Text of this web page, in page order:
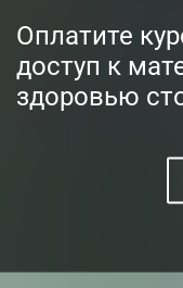
Оплатите
доступ к
здоровью